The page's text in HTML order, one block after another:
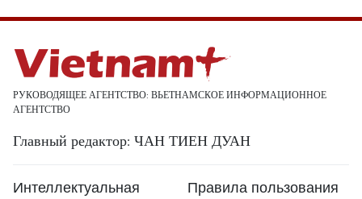
РУКОВОДЯЩЕЕ АГЕНТСТВО: ВЬЕТНАМСКОЕ ИНФОРМАЦИОННОЕ
АГЕНТСТВО
Главный редактор: ЧАН ТИЕН ДУАН
Интеллектуальная
Правила пользования